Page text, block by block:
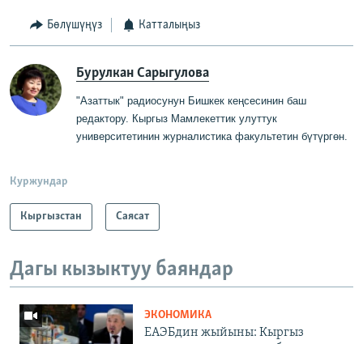
Бөлүшүңүз Катталыңыз
Бурулкан Сарыгулова
"Азаттык" радиосунун Бишкек кеңсесинин баш
редактору. Кыргыз Мамлекеттик улуттук
университетинин журналистика факультетин бүтүргөн
Куржундар
Кыргызстан Саясат
Дагы кызыктуу баяндар
ЭКОНОМИКА
ЕАЭБдин жыйыны: Кыргыз